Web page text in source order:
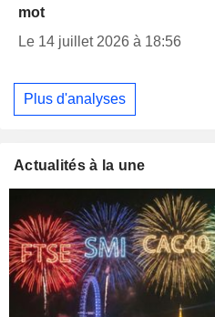
mot
Le 14 juillet 2026 à 18:56
Plus d'analyses
Actualités à la une